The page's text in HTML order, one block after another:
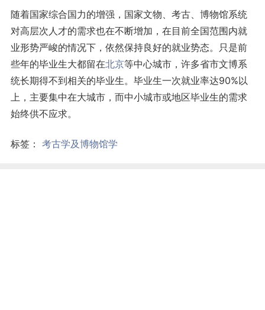
随着国家综合国力的增强，国家文物、考古、博物馆系统
对高层次人才的需求也在不断增加，在目前全国范围内就
业形势严峻的情况下，依然保持良好的就业势态。只是前
些年的毕业生大都留在北京等中心城市，许多省市文博系
统长期得不到相关的毕业生。毕业生一次就业率达90%以
上，主要集中在大城市，而中小城市或地区毕业生的需求
始终供不应求。
标签： 考古学及博物馆学